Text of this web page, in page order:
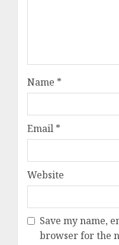
Name *
Email *
Website
Save my name,
browser for the